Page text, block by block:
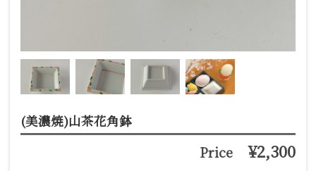
(美濃焼)山茶花角鉢
Price ¥2,300